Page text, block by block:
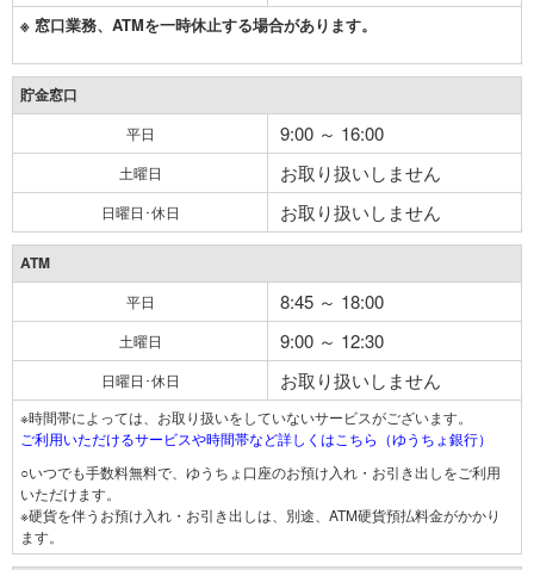
※ 窓口業務、ATMを一時休止する場合があります。
貯金窓口
平日 9:00 ～ 16:00
土曜日 お取り扱いしません
日曜日･休日 お取り扱いしません
ATM
平日 8:45 ～ 18:00
土曜日 9:00 ～ 12:30
日曜日･休日 お取り扱いしません
※時間帯によっては、お取り扱いをしていないサービスがございます。
ご利用いただけるサービスや時間帯など詳しくはこちら（ゆうちょ銀行）
○いつでも手数料無料で、ゆうちょ口座のお預け入れ・お引き出しをご利用
いただけます。
※硬貨を伴うお預け入れ・お引き出しは、別途、ATM硬貨預払料金がかかり
ます。